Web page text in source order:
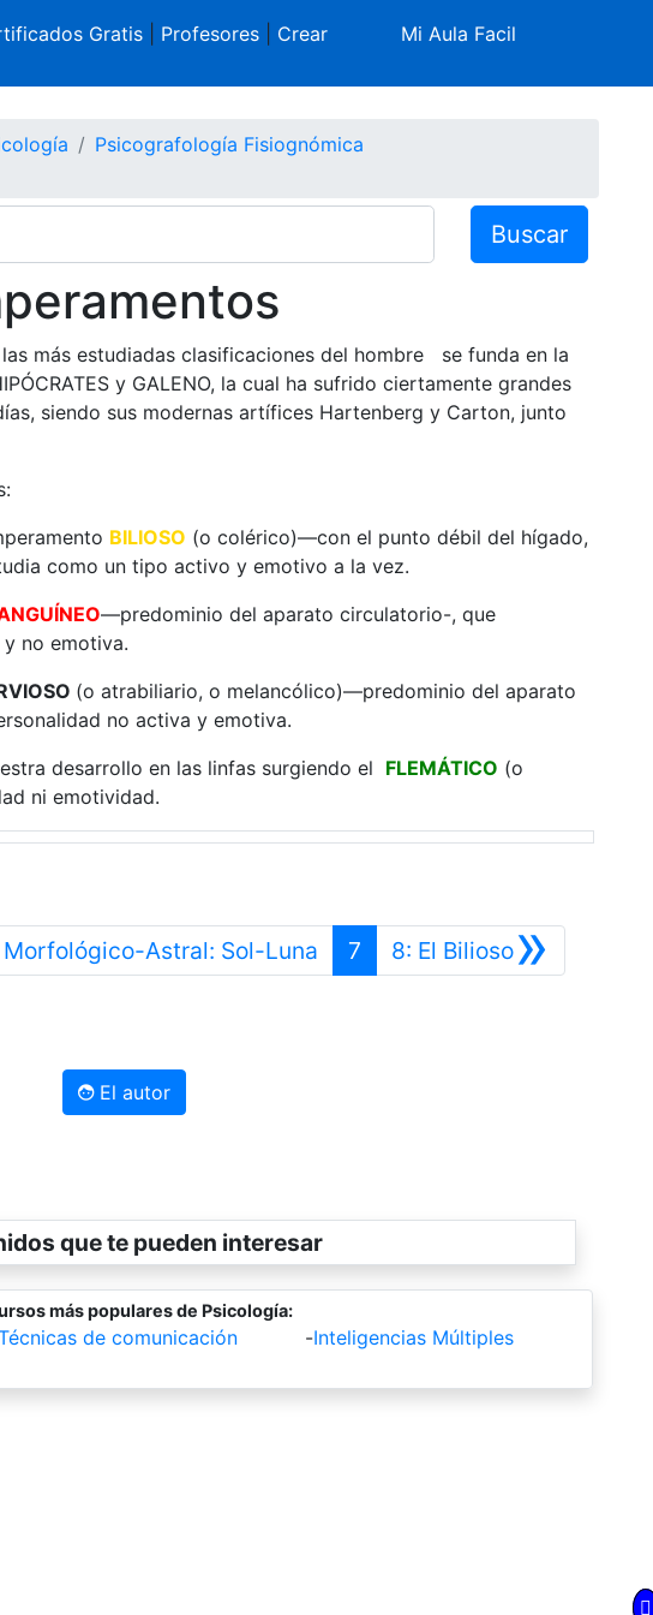
Gratis| Profesores| Crear
Mi Aula Facil
Psicografología Fisiognómica
Buscar
más estudiadas clasificaciones del hombre se funda en la
y GALENO, la cual ha sufrido ciertamente grandes
siendo sus modernas artífices Hartenberg y Carton, junto
BILIOSO (o colérico)—con el punto débil del hígado,
como un tipo activo y emotivo a la vez.
—predominio del aparato circulatorio-, que
no emotiva.
(o atrabiliario, o melancólico)—predominio del aparato
no activa y emotiva.
desarrollo en las linfas surgiendo el FLEMÁTICO (o
ni emotividad.
Astral: Sol-Luna Anterior
7 »
8: El BiliosoSiguiente
El autor
que te pueden interesar
más populares de Psicología:
de comunicación -Inteligencias Múltiples